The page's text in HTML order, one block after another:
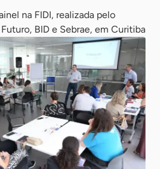
na FIDI, realizada pelo
BID e Sebrae, em Curitiba